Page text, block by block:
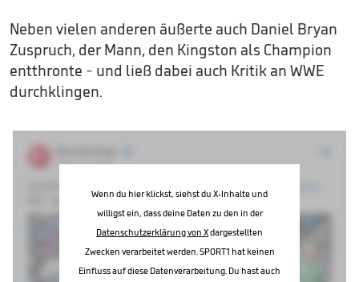
Neben vielen anderen äußerte auch Daniel Bryan
Zuspruch, der Mann, den Kingston als Champion
entthronte - und ließ dabei auch Kritik an WWE
durchklingen.
Wenn du hier klickst, siehst du X-Inhalte und
willigst ein, dass deine Daten zu den in der
Datenschutzerklärung von Xdargestellten
Zwecken verarbeitet werden. SPORT1 hat keinen
Einfluss auf diese Datenverarbeitung. Du hast auch